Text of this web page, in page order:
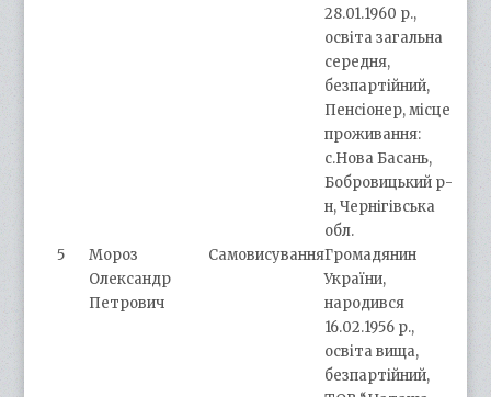
28.01.1960 р.,
освіта загальна
середня,
безпартійний,
Пенсіонер, місце
проживання:
с.Нова Басань,
Бобровицький р-
н, Чернігівська
обл.
5
Мороз
Олександр
Петрович
СамовисуванняГромадянин
України,
народився
16.02.1956 р.,
освіта вища,
безпартійний,